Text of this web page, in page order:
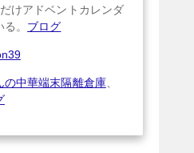
けアドベントカレンダ
。 ブログ
の中華端末隔離倉庫、